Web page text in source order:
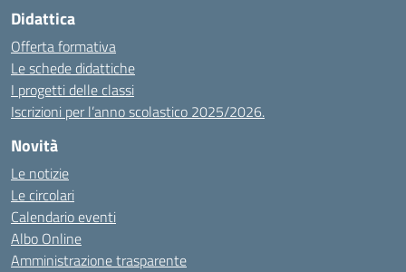
Didattica
Offerta formativa
Le schede didattiche
I progetti delle classi
Iscrizioni per l’anno scolastico 2025/2026.
Novità
Le notizie
Le circolari
Calendario eventi
Albo Online
Amministrazione trasparente